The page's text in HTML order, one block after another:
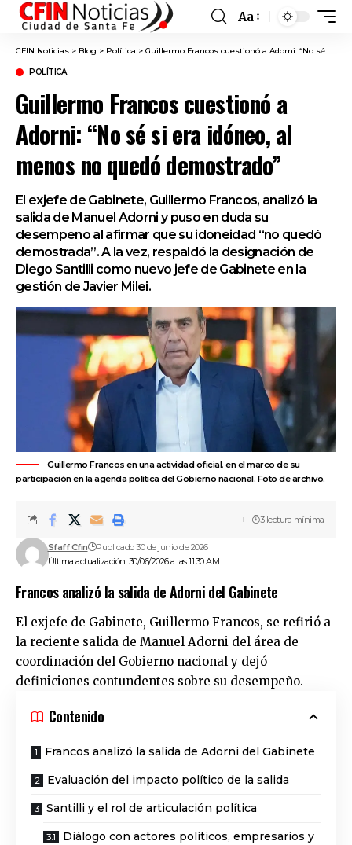
Font
Resizer
Aa
CFIN Noticias > Blog > Política > Guillermo Francos cuestionó a Adorni: “No sé si era idóneo, al menos no quedó demostrado”
POLÍTICA
Guillermo Francos cuestionó a
Adorni: “No sé si era idóneo, al
menos no quedó demostrado”
El exjefe de Gabinete, Guillermo Francos, analizó la
salida de Manuel Adorni y puso en duda su
desempeño al afirmar que su idoneidad “no quedó
demostrada”. A la vez, respaldó la designación de
Diego Santilli como nuevo jefe de Gabinete en la
gestión de Javier Milei.
Guillermo Francos en una actividad oficial, en el marco de su
participación en la agenda política del Gobierno nacional. Foto de archivo.
Última actualización: 30/06/2026 a las 11:30 AM
Sfaff Cfin Publicado 30 de junio de 2026
3 lectura mínima
Francos analizó la salida de Adorni del Gabinete
El exjefe de Gabinete, Guillermo Francos, se refirió a
la reciente salida de Manuel Adorni del área de
coordinación del Gobierno nacionaly dejó
definiciones contundentes sobre su desempeño.
Contenido
Francos analizó la salida de Adorni del Gabinete
Evaluación del impacto político de la salida
Santilli y el rol de articulación política
Diálogo con actores políticos, empresarios y